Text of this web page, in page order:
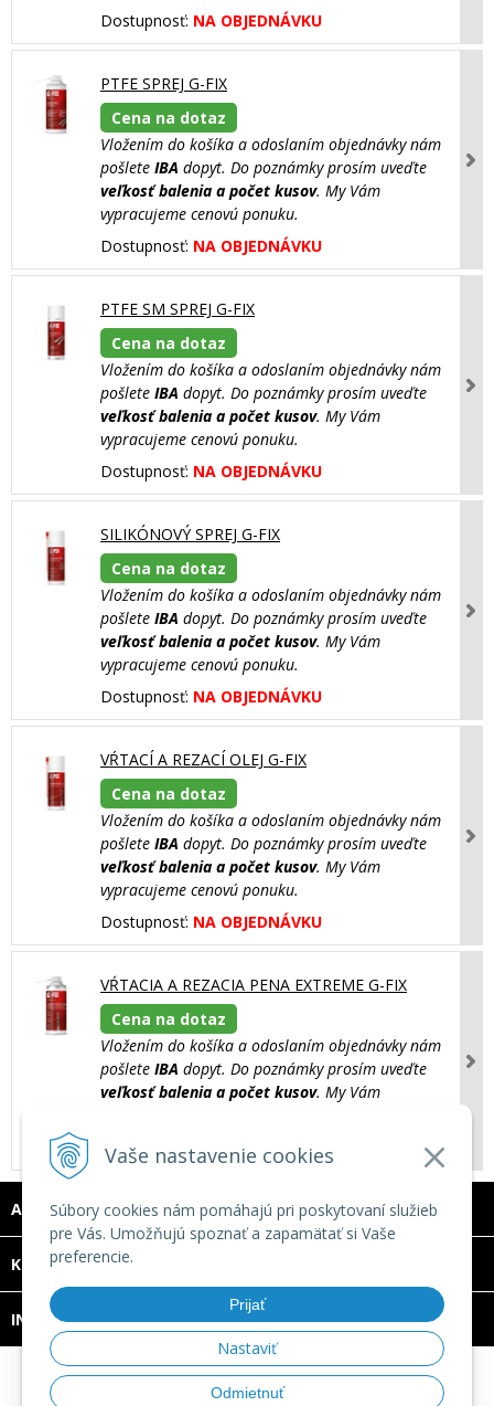
Vaše nastavenie cookies
Súbory cookies nám pomáhajú pri poskytovaní služieb
pre Vás. Umožňujú spoznať a zapamätať si Vaše
preferencie.
Prijať
Nastaviť
Odmietnuť
Dostupnosť: NA OBJEDNÁVKU
PTFE SPREJ G-FIX
Cena na dotaz
Vložením do košíka a odoslaním objednávky nám
pošlete IBA dopyt. Do poznámky prosím uveďte
veľkosť balenia a počet kusov. My Vám
vypracujeme cenovú ponuku.
Dostupnosť: NA OBJEDNÁVKU
PTFE SM SPREJ G-FIX
Cena na dotaz
Vložením do košíka a odoslaním objednávky nám
pošlete IBA dopyt. Do poznámky prosím uveďte
veľkosť balenia a počet kusov. My Vám
vypracujeme cenovú ponuku.
Dostupnosť: NA OBJEDNÁVKU
SILIKÓNOVÝ SPREJ G-FIX
Cena na dotaz
Vložením do košíka a odoslaním objednávky nám
pošlete IBA dopyt. Do poznámky prosím uveďte
veľkosť balenia a počet kusov. My Vám
vypracujeme cenovú ponuku.
Dostupnosť: NA OBJEDNÁVKU
VŔTACÍ A REZACÍ OLEJ G-FIX
Cena na dotaz
Vložením do košíka a odoslaním objednávky nám
pošlete IBA dopyt. Do poznámky prosím uveďte
veľkosť balenia a počet kusov. My Vám
vypracujeme cenovú ponuku.
Dostupnosť: NA OBJEDNÁVKU
VŔTACIA A REZACIA PENA EXTREME G-FIX
Cena na dotaz
Vložením do košíka a odoslaním objednávky nám
pošlete IBA dopyt. Do poznámky prosím uveďte
veľkosť balenia a počet kusov. My Vám
Dostupnosť:
NA OBJEDNÁVKU
ADRESA
KONTAKT
INFO
© 2026 TECHNOMAT SK •tvorba eshopu cez UNIobchod
DOVOLENKA 3. - 7. augusta 2026
Predajňa bude ZATVORENÁ a vytvorené
objednávky začneme vybavovať 10.8.2026.
Ďakujeme za pochopenie.